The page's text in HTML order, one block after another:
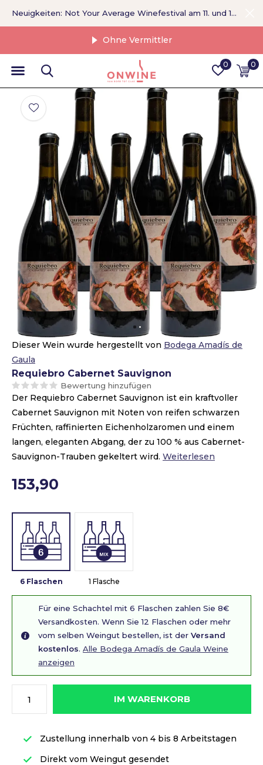
0 0
Ohne Vermittler
Neuigkeiten: Not Your Average Winefestival am 11. und 12. September >
Dieser Wein wurde hergestellt von Bodega Amadís de
Gaula
Requiebro Cabernet Sauvignon
Bewertung hinzufügen
Der Requiebro Cabernet Sauvignon ist ein kraftvoller
Cabernet Sauvignon mit Noten von reifen schwarzen
Früchten, raffinierten Eichenholzaromen und einem
langen, eleganten Abgang, der zu 100 % aus Cabernet-
Sauvignon-Trauben gekeltert wird. Weiterlesen
153,90
6 Flaschen 1 Flasche
Für eine Schachtel mit 6 Flaschen zahlen Sie 8€
Versandkosten. Wenn Sie 12 Flaschen oder mehr
vom selben Weingut bestellen, ist der Versand
kostenlos. Alle Bodega Amadís de Gaula Weine
anzeigen
IM WARENKORB
Zustellung innerhalb von 4 bis 8 Arbeitstagen
Direkt vom Weingut gesendet